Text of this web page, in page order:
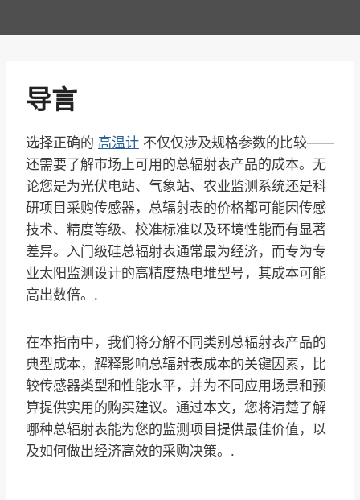
导言
选择正确的 高温计 不仅仅涉及规格参数的比较——
还需要了解市场上可用的总辐射表产品的成本。无
论您是为光伏电站、气象站、农业监测系统还是科
研项目采购传感器，总辐射表的价格都可能因传感
技术、精度等级、校准标准以及环境性能而有显著
差异。入门级硅总辐射表通常最为经济，而专为专
业太阳监测设计的高精度热电堆型号，其成本可能
高出数倍。.
在本指南中，我们将分解不同类别总辐射表产品的
典型成本，解释影响总辐射表成本的关键因素，比
较传感器类型和性能水平，并为不同应用场景和预
算提供实用的购买建议。通过本文，您将清楚了解
哪种总辐射表能为您的监测项目提供最佳价值，以
及如何做出经济高效的采购决策。.